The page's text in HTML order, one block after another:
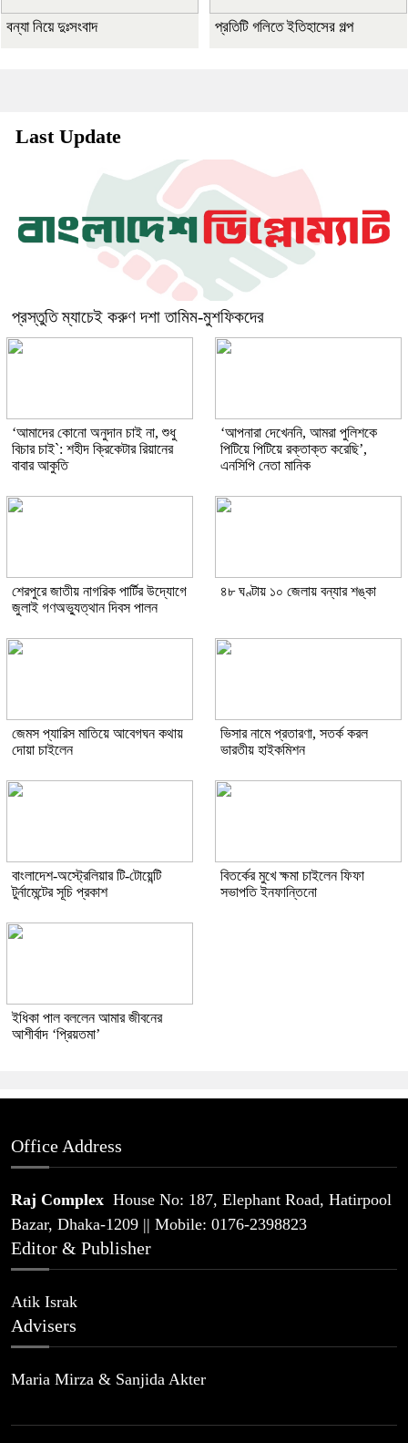
বন্যা নিয়ে দুঃসংবাদ প্রতিটি গলিতে ইতিহাসের গল্প
Last Update
প্রস্তুতি ম্যাচেই করুণ দশা তামিম-মুশফিকদের
‘আমাদের কোনো অনুদান চাই না, শুধু
বিচার চাই‍‍`: শহীদ ক্রিকেটার রিয়ানের
বাবার আকুতি
‘আপনারা দেখেননি, আমরা পুলিশকে
পিটিয়ে পিটিয়ে রক্তাক্ত করেছি’,
এনসিপি নেতা মানিক
শেরপুরে জাতীয় নাগরিক পার্টির উদ্যোগে
জুলাই গণঅভ্যুত্থান দিবস পালন
৪৮ ঘণ্টায় ১০ জেলায় বন্যার শঙ্কা
জেমস প্যারিস মাতিয়ে আবেগঘন কথায়
দোয়া চাইলেন
ভিসার নামে প্রতারণা, সতর্ক করল
ভারতীয় হাইকমিশন
বাংলাদেশ-অস্ট্রেলিয়ার টি-টোয়েন্টি
টুর্নামেন্টের সূচি প্রকাশ
বিতর্কের মুখে ক্ষমা চাইলেন ফিফা
সভাপতি ইনফান্তিনো
ইধিকা পাল বললেন আমার জীবনের
আশীর্বাদ ‘প্রিয়তমা’
Office Address
Raj Complex House No: 187, Elephant Road, Hatirpool
Bazar, Dhaka-1209 || Mobile: 0176-2398823
Editor & Publisher
Atik Israk
Advisers
Maria Mirza & Sanjida Akter